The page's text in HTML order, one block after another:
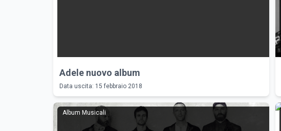
Adele nuovo album
Data uscita: 15 febbraio 2018
Album Musicali